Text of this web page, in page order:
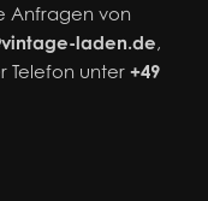
Anfragen von
laden.de,
Telefon unter +49